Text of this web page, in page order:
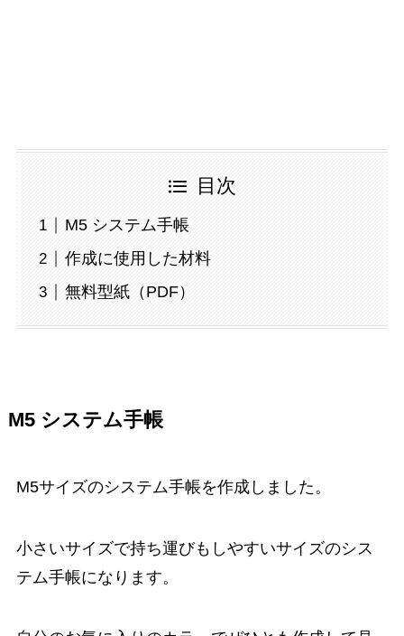
目次
M5 システム手帳
作成に使用した材料
無料型紙（PDF）
M5 システム手帳
M5サイズのシステム手帳を作成しました。
小さいサイズで持ち運びもしやすいサイズのシス
テム手帳になります。